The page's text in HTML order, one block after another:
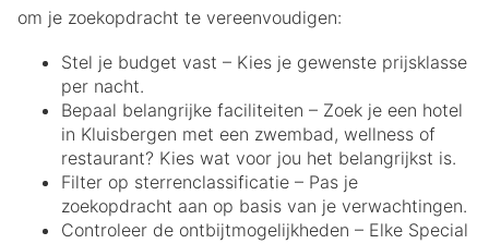
om je zoekopdracht te vereenvoudigen:
Stel je budget vast – Kies je gewenste prijsklasse
per nacht.
Bepaal belangrijke faciliteiten – Zoek je een hotel
in Kluisbergen met een zwembad, wellness of
restaurant? Kies wat voor jou het belangrijkst is.
Filter op sterrenclassificatie – Pas je
zoekopdracht aan op basis van je verwachtingen.
Controleer de ontbijtmogelijkheden – Elke Special